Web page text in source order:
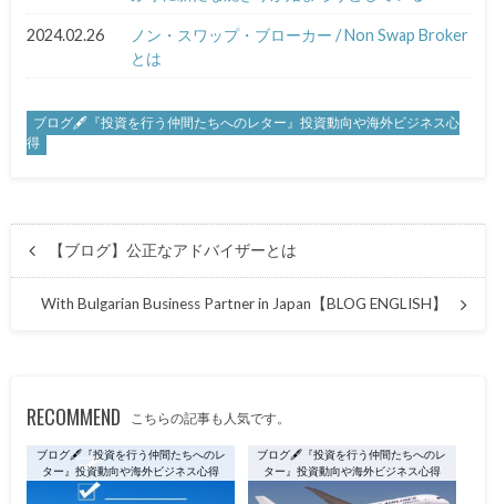
2024.02.26
ノン・スワップ・ブローカー / Non Swap Broker
とは
ブログ🖋『投資を行う仲間たちへのレター』投資動向や海外ビジネス心
得
【ブログ】公正なアドバイザーとは
With Bulgarian Business Partner in Japan【BLOG ENGLISH】
RECOMMEND こちらの記事も人気です。
ブログ🖋『投資を行う仲間たちへのレ
ター』投資動向や海外ビジネス心得
ブログ🖋『投資を行う仲間たちへのレ
ター』投資動向や海外ビジネス心得